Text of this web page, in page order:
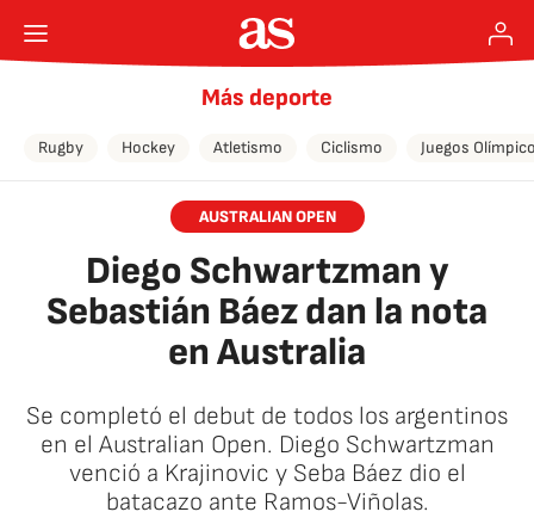
Más deporte
Rugby Hockey Atletismo Ciclismo Juegos
AUSTRALIAN OPEN
Diego Schwartzman y
Sebastián Báez dan la nota
en Australia
Se completó el debut de todos los argentinos
en el Australian Open. Diego Schwartzman
venció a Krajinovic y Seba Báez dio el
batacazo ante Ramos-Viñolas.